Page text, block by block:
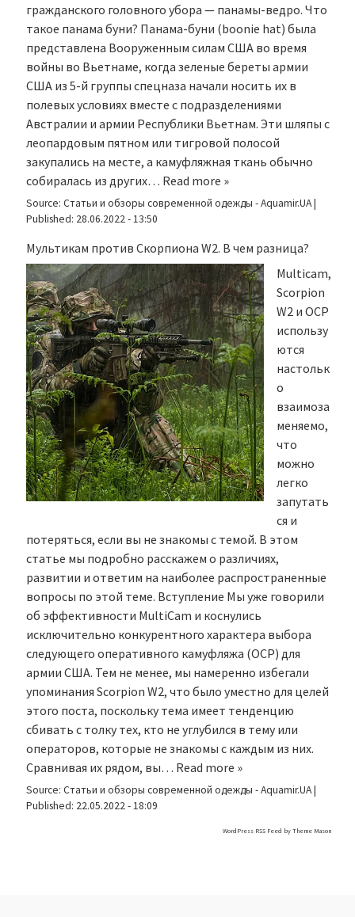
гражданского головного убора — панамы-ведро. Что
такое панама буни? Панама-буни (boonie hat) была
представлена Вооруженным силам США во время
войны во Вьетнаме, когда зеленые береты армии
США из 5-й группы спецназа начали носить их в
полевых условиях вместе с подразделениями
Австралии и армии Республики Вьетнам. Эти шляпы с
леопардовым пятном или тигровой полосой
закупались на месте, а камуфляжная ткань обычно
собиралась из других… Read more »
Source: Статьи и обзоры современной одежды - Aquamir.UA|
Published: 28.06.2022 - 13:50
Мультикам против Скорпиона W2. В чем разница?
Multicam,
Scorpion
W2 и OCP
использу
ются
настольк
о
взаимоза
меняемо,
что
можно
легко
запутать
ся и
потеряться, если вы не знакомы с темой. В этом
статье мы подробно расскажем о различиях,
развитии и ответим на наиболее распространенные
вопросы по этой теме. Вступление Мы уже говорили
об эффективности MultiCam и коснулись
исключительно конкурентного характера выбора
следующего оперативного камуфляжа (OCP) для
армии США. Тем не менее, мы намеренно избегали
упоминания Scorpion W2, что было уместно для целей
этого поста, поскольку тема имеет тенденцию
сбивать с толку тех, кто не углубился в тему или
операторов, которые не знакомы с каждым из них.
Сравнивая их рядом, вы… Read more »
Source: Статьи и обзоры современной одежды - Aquamir.UA|
Published: 22.05.2022 - 18:09
WordPress RSS Feed by Theme Mason